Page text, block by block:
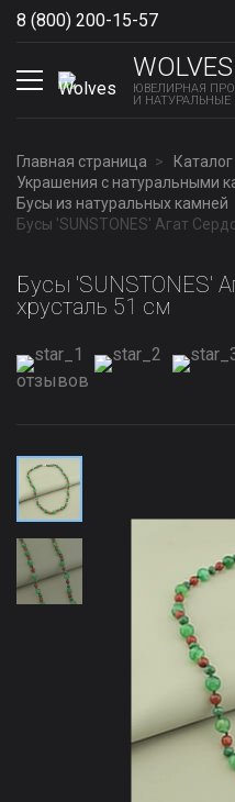
8 (800) 200-15-57
WOLVES
ЮВЕЛИРНАЯ
И
Главная страница
Каталог
Украшения с натуральными
Бусы из натуральных камней
Бусы 'SUNSTONES' Агат
Бусы 'SUNSTONES'
хрусталь 51 см
отзывов